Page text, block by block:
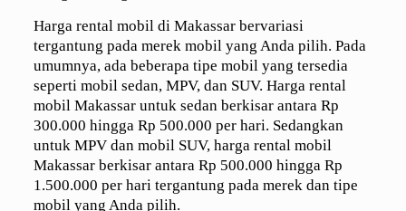
Harga rental mobil di Makassar bervariasi
tergantung pada merek mobil yang Anda pilih. Pada
umumnya, ada beberapa tipe mobil yang tersedia
seperti mobil sedan, MPV, dan SUV. Harga rental
mobil Makassar untuk sedan berkisar antara Rp
300.000 hingga Rp 500.000 per hari. Sedangkan
untuk MPV dan mobil SUV, harga rental mobil
Makassar berkisar antara Rp 500.000 hingga Rp
1.500.000 per hari tergantung pada merek dan tipe
mobil yang Anda pilih.